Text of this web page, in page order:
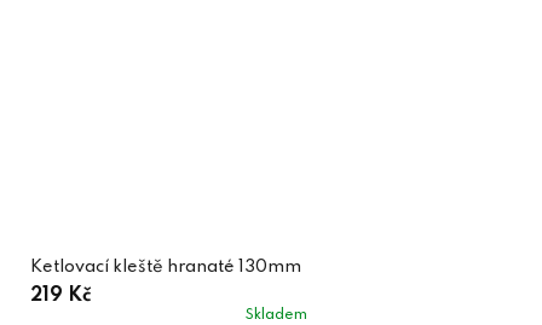
Ketlovací kleště hranaté 130mm
219 Kč
Skladem